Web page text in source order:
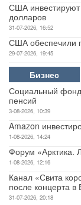
США
долларов
31-07-2026, 16:52
США обеспечили
29-07-2026, 19:45
Бизнес
Социальный фонд
пенсий
3-08-2026, 10:39
Amazon
1-08-2026, 14:24
Форум «Арктика.
1-08-2026, 12:16
Канал «Свита
после концерта в
31-07-2026, 20:18